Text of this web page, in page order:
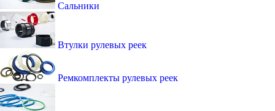
Сальники
Втулки рулевых реек
Ремкомплекты рулевых реек